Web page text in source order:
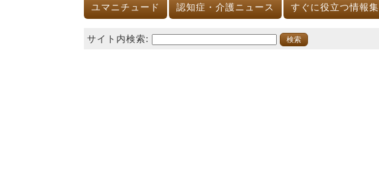
ユマニチュード 認知症・介護ニュース すぐに役立つ情報集
サイト内検索: